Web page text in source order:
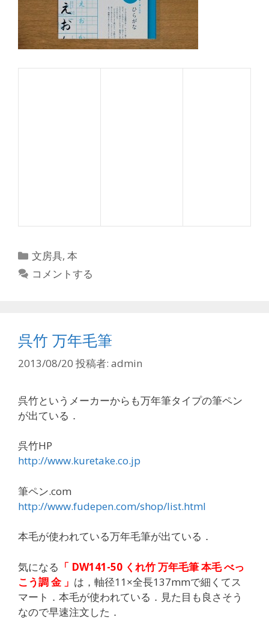
カ
テ
文房具,本
コメントする
呉竹 万年毛筆
2013/08/20 投稿者: admin
呉竹というメーカーからも万年筆タイプの筆ペン
が出ている．
呉竹HP
http://www.kuretake.co.jp
筆ペン.com
http://www.fudepen.com/shop/list.html
本毛が使われている万年毛筆が出ている．
気になる 「 DW141-50 くれ竹 万年毛筆 本毛 べっ
こう調 金 」 は，軸径11×全長137mmで細くてス
マート．本毛が使われている．見た目も良さそう
なので早速注文した．